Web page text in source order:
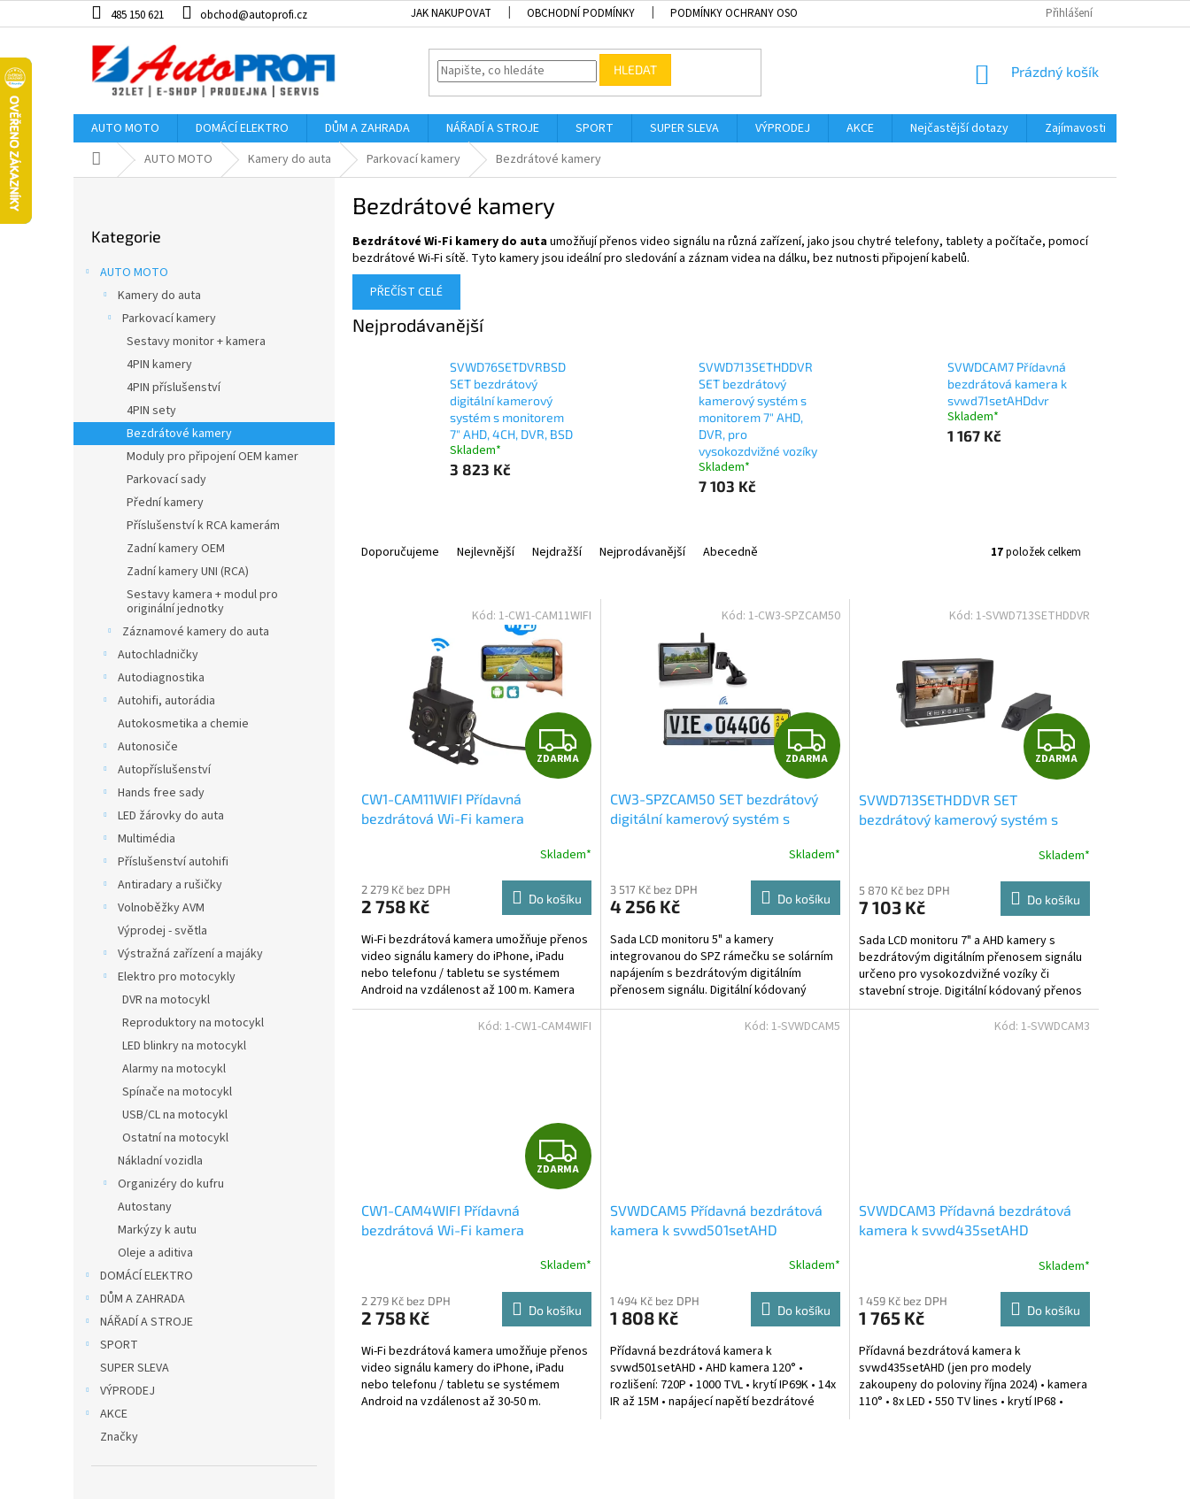
na
485 150 621 obchod@autoprofi.cz JAK NAKUPOVAT OBCHODNÍ PODMÍNKY PODMÍNKY OCHRANY OSOBNÍCH ÚDAJŮ SLOVNÍK POJMŮ
Přihlášení
HLEDAT
NÁKUPNÍ
Prázdný košík
AUTO MOTO DOMÁCÍ ELEKTRO DŮM A ZAHRADA NÁŘADÍ A STROJE SPORT SUPER SLEVA VÝPRODEJ AKCE Nejčastější dotazy Zajímavosti
Domů AUTO MOTO Kamery do auta Parkovací kamery Bezdrátové kamery
e
l
kategorie
Kategorie
AUTO MOTO
Kamery do auta
Parkovací kamery
Sestavy monitor + kamera
4PIN kamery
4PIN příslušenství
4PIN sety
Bezdrátové kamery
Moduly pro připojení OEM kamer
Parkovací sady
Přední kamery
Příslušenství k RCA kamerám
Zadní kamery OEM
Zadní kamery UNI (RCA)
Sestavy kamera + modul pro
originální jednotky
Záznamové kamery do auta
Autochladničky
Autodiagnostika
Autohifi, autorádia
Autokosmetika a chemie
Autonosiče
Autopříslušenství
Hands free sady
LED žárovky do auta
Multimédia
Příslušenství autohifi
Antiradary a rušičky
Volnoběžky AVM
Výprodej - světla
Výstražná zařízení a majáky
Elektro pro motocykly
DVR na motocykl
Reproduktory na motocykl
LED blinkry na motocykl
Alarmy na motocykl
Spínače na motocykl
USB/CL na motocykl
Ostatní na motocykl
Nákladní vozidla
Organizéry do kufru
Autostany
Markýzy k autu
Oleje a aditiva
DOMÁCÍ ELEKTRO
DŮM A ZAHRADA
NÁŘADÍ A STROJE
SPORT
SUPER SLEVA
VÝPRODEJ
AKCE
Značky
Bezdrátové kamery
Bezdrátové Wi-Fi kamery do autaumožňují přenos video signálu na různá zařízení, jako jsou chytré telefony, tablety a počítače, pomocí
bezdrátové Wi-Fi sítě. Tyto kamery jsou ideální pro sledování a záznam videa na dálku, bez nutnosti připojení kabelů.
PŘEČÍST CELÉ
Nejprodávanější
SVWD76SETDVRBSD
SET bezdrátový
digitální kamerový
systém s monitorem
7" AHD, 4CH, DVR, BSD
Skladem*
3 823 Kč
SVWD713SETHDDVR
SET bezdrátový
kamerový systém s
monitorem 7" AHD,
DVR, pro
vysokozdvižné vozíky
Skladem*
7 103 Kč
SVWDCAM7 Přídavná
bezdrátová kamera k
svwd71setAHDdvr
Skladem*
1 167 Kč
Doporučujeme Nejlevnější Nejdražší Nejprodávanější Abecedně 17položek celkem
Z
D
R
M
A
ZDARMA
CW1-CAM11WIFI Přídavná
bezdrátová Wi-Fi kamera
Skladem*
2 279 Kč bez DPH
2 758 Kč Do košíku
Wi-Fi bezdrátová kamera umožňuje přenos
video signálu kamery do iPhone, iPadu
nebo telefonu / tabletu se systémem
Android na vzdálenost až 100 m. Kamera
zároveň zobrazuje...
Kód: 1-CW1-CAM11WIFI
Z
D
R
M
A
ZDARMA
CW3-SPZCAM50 SET bezdrátový
digitální kamerový systém s
Skladem*
3 517 Kč bez DPH
4 256 Kč Do košíku
Sada LCD monitoru 5" a kamery
integrovanou do SPZ rámečku se solárním
napájením s bezdrátovým digitálním
přenosem signálu. Digitální kódovaný
přenos signálu zajišťuje velmi...
Kód: 1-CW3-SPZCAM50
Z
D
R
M
A
ZDARMA
SVWD713SETHDDVR SET
bezdrátový kamerový systém s
Skladem*
5 870 Kč bez DPH
7 103 Kč Do košíku
Sada LCD monitoru 7" a AHD kamery s
bezdrátovým digitálním přenosem signálu
určeno pro vysokozdvižné vozíky či
stavební stroje. Digitální kódovaný přenos
signálu zajišťuje velmi...
Kód: 1-SVWD713SETHDDVR
Z
D
R
M
A
ZDARMA
CW1-CAM4WIFI Přídavná
bezdrátová Wi-Fi kamera
Skladem*
2 279 Kč bez DPH
2 758 Kč Do košíku
Wi-Fi bezdrátová kamera umožňuje přenos
video signálu kamery do iPhone, iPadu
nebo telefonu / tabletu se systémem
Android na vzdálenost až 30-50 m.
Kód: 1-CW1-CAM4WIFI
SVWDCAM5 Přídavná bezdrátová
kamera k svwd501setAHD
Skladem*
1 494 Kč bez DPH
1 808 Kč Do košíku
Přídavná bezdrátová kamera k
svwd501setAHD • AHD kamera 120° •
rozlišení: 720P • 1000 TVL • krytí IP69K • 14x
IR až 15M • napájecí napětí bezdrátové
Kód: 1-SVWDCAM5
SVWDCAM3 Přídavná bezdrátová
kamera k svwd435setAHD
Skladem*
1 459 Kč bez DPH
1 765 Kč Do košíku
Přídavná bezdrátová kamera k
svwd435setAHD (jen pro modely
zakoupeny do poloviny října 2024) • kamera
110° • 8x LED • 550 TV lines • krytí IP68 •
Kód: 1-SVWDCAM3